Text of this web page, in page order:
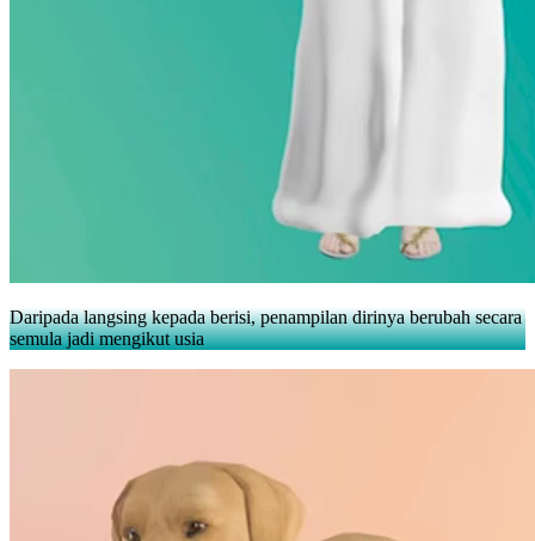
Daripada langsing kepada berisi, penampilan dirinya berubah secara
semula jadi mengikut usia